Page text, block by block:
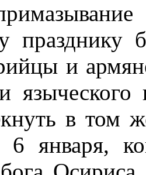
и
в том
6 января,